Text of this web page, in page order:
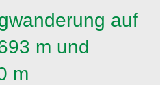
auf
m und
m